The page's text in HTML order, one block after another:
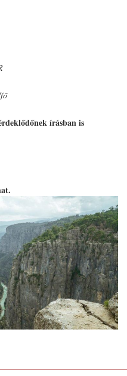
felár:
írásban is